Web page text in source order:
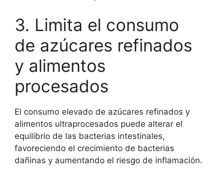
3. Limita el consumo
de azúcares refinados
y alimentos
procesados
El consumo elevado de azúcares refinados y
alimentos ultraprocesados puede alterar el
equilibrio de las bacterias intestinales,
favoreciendo el crecimiento de bacterias
dañinas y aumentando el riesgo de inflamación.